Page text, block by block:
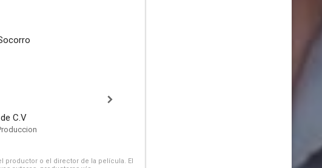
C.V
productor o el director de la película. El